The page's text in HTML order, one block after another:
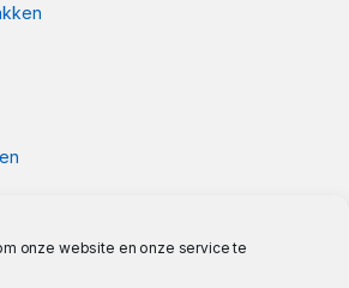
onze website en onze service te